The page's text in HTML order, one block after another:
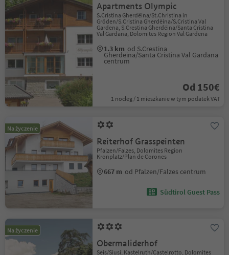
Apartments Olympic
S.Cristina Gherdëina/St.Christina in
Gröden/S.Cristina Gherdëina/S.Cristina Val
Gardena, S.Crestina Gherdëina/Santa Cristina
Val Gardana, Dolomites Region Val Gardena
1.3 km od S.Crestina
Gherdëina/Santa Cristina Val Gardana
centrum
Od 150€
1 nocleg / 1 mieszkanie w tym podatek VAT
Na życzenie
Reiterhof Grasspeinten
Pfalzen/Falzes, Dolomites Region
Kronplatz/Plan de Corones
667 m od Pfalzen/Falzes centrum
Südtirol Guest Pass
Na życzenie
Obermaliderhof
Seis/Siusi, Kastelruth/Castelrotto, Dolomites